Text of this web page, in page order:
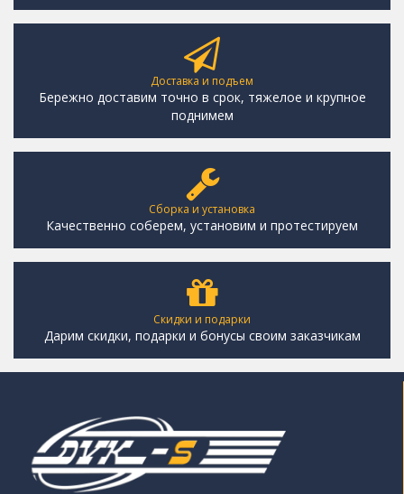
Доставка и подъем
Бережно доставим точно в срок, тяжелое и крупное
поднимем
Сборка и установка
Качественно соберем, установим и протестируем
Скидки и подарки
Дарим скидки, подарки и бонусы своим заказчикам